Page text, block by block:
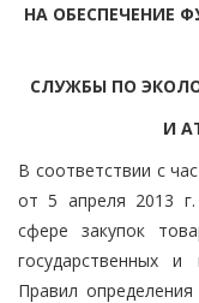
НА ОБЕСПЕЧЕНИЕ
СЛУЖБЫ ПО
И
В соответствии с
от 5 апреля 2013
сфере закупок
государственных
Правил